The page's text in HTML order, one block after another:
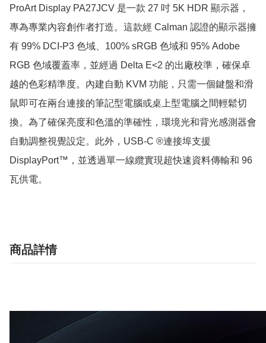
ProArt Display PA27JCV 是一款 27 吋 5K HDR 顯示器，
專為專業內容創作者打造。這款經 Calman 認證的顯示器擁
有 99% DCI-P3 色域、100% sRGB 色域和 95% Adob​​e
RGB 色域覆蓋率，並經過 Delta E<2 的出廠校準，確保卓
越的色彩精準度。內建自動 KVM 功能，只需一個鍵盤和滑
鼠即可在兩台連接的筆記型電腦或桌上型電腦之間輕鬆切
換。為了確保亮度和色溫的準確性，環境光和背光感測器會
自動調整視覺設定。此外，USB-C ®連接埠支援
DisplayPort™，並透過單一線纜實現超快速資料傳輸和 96
瓦供電。
商品詳情